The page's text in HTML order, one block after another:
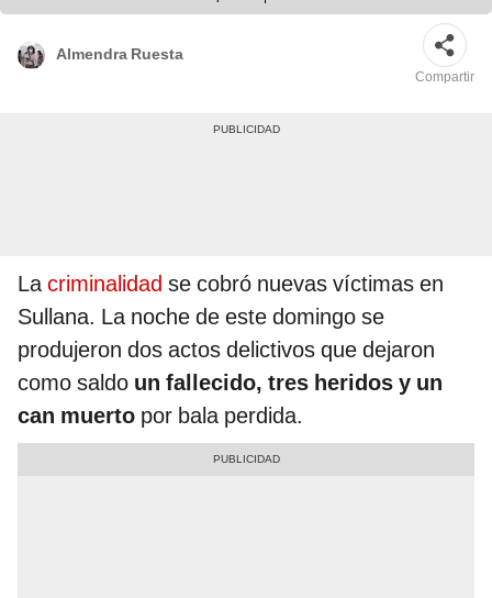
Almendra Ruesta
Compartir
Lacriminalidad se cobró nuevas víctimas en
Sullana. La noche de este domingo se
produjeron dos actos delictivos que dejaron
como saldo un fallecido, tres heridos y un
can muerto por bala perdida.